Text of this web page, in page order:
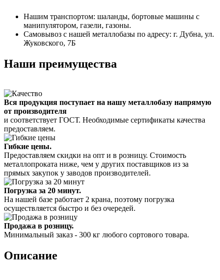
Нашим транспортом: шаланды, бортовые машины с
манипулятором, газели, газоны.
Самовывоз с нашей металлобазы по адресу: г. Дубна, ул.
Жуковского, 7Б
Наши преимущества
Вся продукция поступает на нашу металлобазу напрямую
от производителя
и соответствует ГОСТ. Необходимые сертификаты качества
предоставляем.
Гибкие цены.
Предоставляем скидки на опт и в розницу. Стоимость
металлопроката ниже, чем у других поставщиков из за
прямых закупок у заводов производителей.
Погрузка за 20 минут.
На нашей базе работает 2 крана, поэтому погрузка
осуществляется быстро и без очередей.
Продажа в розницу.
Минимальный заказ - 300 кг любого сортового товара.
Описание